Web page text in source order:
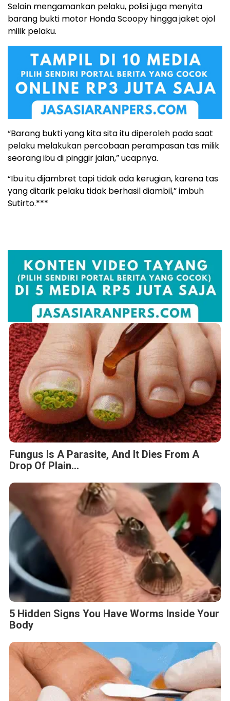
Selain mengamankan pelaku, polisi juga menyita
barang bukti motor Honda Scoopy hingga jaket ojol
milik pelaku.
“Barang bukti yang kita sita itu diperoleh pada saat
pelaku melakukan percobaan perampasan tas milik
seorang ibu di pinggir jalan,” ucapnya.
“Ibu itu dijambret tapi tidak ada kerugian, karena tas
yang ditarik pelaku tidak berhasil diambil,” imbuh
Sutirto.***
Fungus Is A Parasite, And It Dies From A
Drop Of Plain...
5 Hidden Signs You Have Worms Inside Your
Body